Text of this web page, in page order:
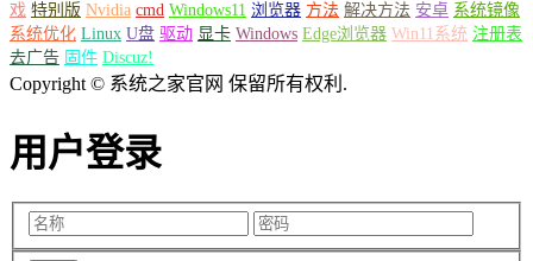
戏 特别版 Nvidia cmd Windows11 浏览器 方法 解决方法 安卓 系统镜像
系统优化 Linux U盘 驱动 显卡 Windows Edge浏览器 Win11系统 注册表
去广告 固件 Discuz!
Copyright © 系统之家官网 保留所有权利.
用户登录